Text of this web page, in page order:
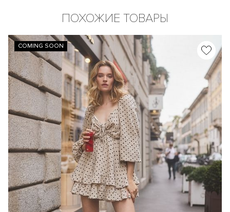
ПОХОЖИЕ ТОВАРЫ
COMING SOON